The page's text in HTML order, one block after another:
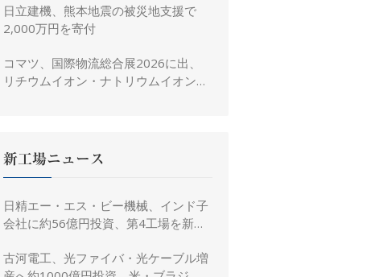
日立建機、熊本地震の被災地支援で
2,000万円を寄付
コマツ、国際物流総合展2026に出、
リチウムイオン・ナトリウムイオン電
新工場ニュース
日精エー・エス・ビー機械、インド子
会社に約56億円投資、第4工場を新設
古河電工、光ファイバ・光ケーブル増